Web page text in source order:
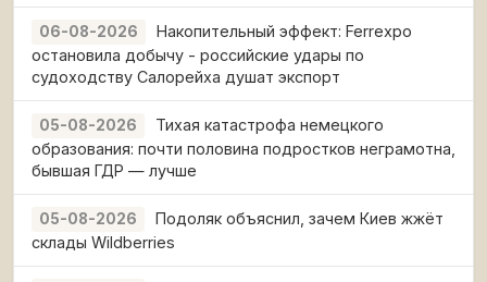
06-08-2026
Накопительный эффект: Ferrexpo
остановила добычу - российские удары по
судоходству Салорейха душат экспорт
05-08-2026
Тихая катастрофа немецкого
образования: почти половина подростков неграмотна,
бывшая ГДР — лучше
05-08-2026
Подоляк объяснил, зачем Киев жжёт
склады Wildberries